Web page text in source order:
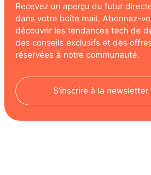
Recevez un aperçu du futur
dans votre boîte mail. Abonnez-
découvrir les tendances tech de
des conseils exclusifs et des
réservées à notre communauté.
S’inscrire à la newsletter